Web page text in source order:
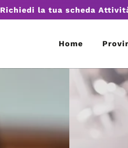
Richiedi la tua scheda
Home